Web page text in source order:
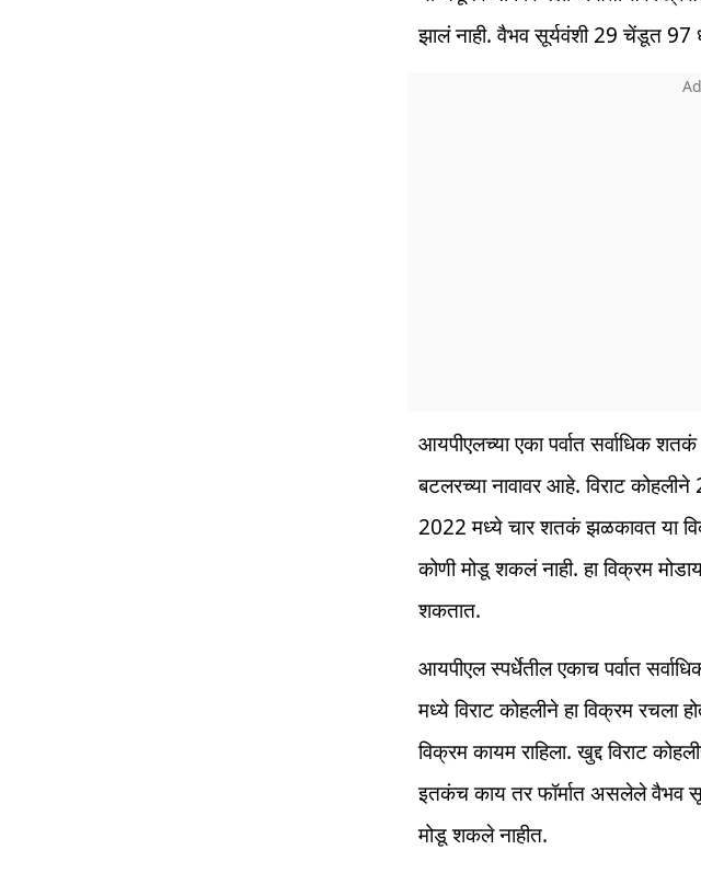
झालं नाही. वैभव सूर्यवंशी 29 चेंडूत 97
आयपीएलच्या एका पर्वात सर्वाधिक
बटलरच्या नावावर आहे. विराट
2022 मध्ये चार शतकं झळकावत या
कोणी मोडू शकलं नाही. हा विक्रम
शकतात.
आयपीएल स्पर्धेतील एकाच पर्वात
मध्ये विराट कोहलीने हा विक्रम रचला
विक्रम कायम राहिला. खुद्द विराट
इतकंच काय तर फॉर्मात असलेले वैभव
मोडू शकले नाहीत.